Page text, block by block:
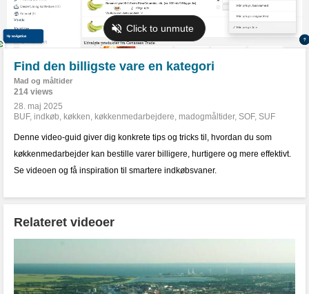
Find den billigste vare en kategori
Mad og måltider
214 views
28. maj 2025
BUF, indkøb, køkken, køkkenmedarbejdere, madogmåltider, SOF, SUF
Denne video-guid giver dig konkrete tips og tricks til, hvordan du som
køkkenmedarbejder kan bestille varer billigere, hurtigere og mere effektivt.
Se videoen og få inspiration til smartere indkøbsvaner.
Relateret videoer